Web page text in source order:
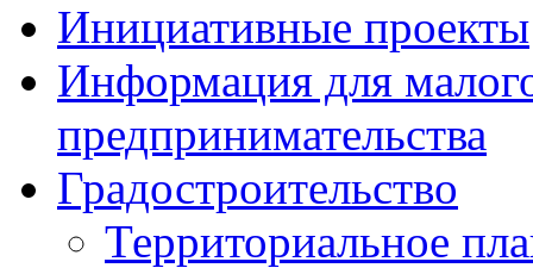
Инициативные проекты
Информация для
предпринимательства
Градостроительство
Территориальное